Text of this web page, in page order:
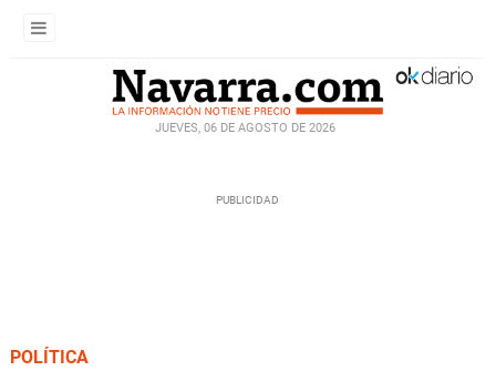
JUEVES, 06 DE AGOSTO DE 2026
POLÍTICA